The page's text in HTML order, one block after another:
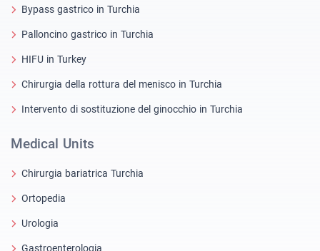
Bypass gastrico in Turchia
Palloncino gastrico in Turchia
HIFU in Turkey
Chirurgia della rottura del menisco in Turchia
Intervento di sostituzione del ginocchio in Turchia
Medical Units
Chirurgia bariatrica Turchia
Ortopedia
Urologia
Gastroenterologia